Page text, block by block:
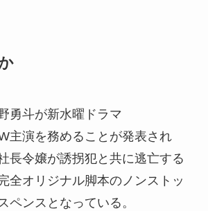
勇斗が新水曜ドラマ
主演を務めることが発表され
長令嬢が誘拐犯と共に逃亡する
全オリジナル脚本のノンストッ
ペンスとなっている。